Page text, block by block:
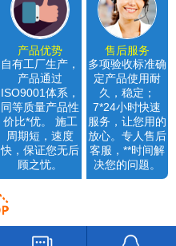
产品优势
自有工厂生产，
产品通过
ISO9001体系，
同等质量产品性
价比*优。 施工
周期短，速度
快，保证您无后
顾之忧。
售后服务
多项验收标准确
定产品使用耐
久，稳定；
7*24小时快速
服务，让您用的
放心。专人售后
客服，**时间解
决您的问题。